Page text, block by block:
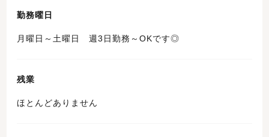
勤務曜日
月曜日～土曜日 週3日勤務～OKです◎
残業
ほとんどありません